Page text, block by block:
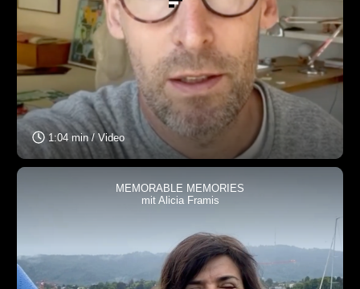
1:04 min / Video
MEMORABLE MEMORIES
mit Alicia Framis